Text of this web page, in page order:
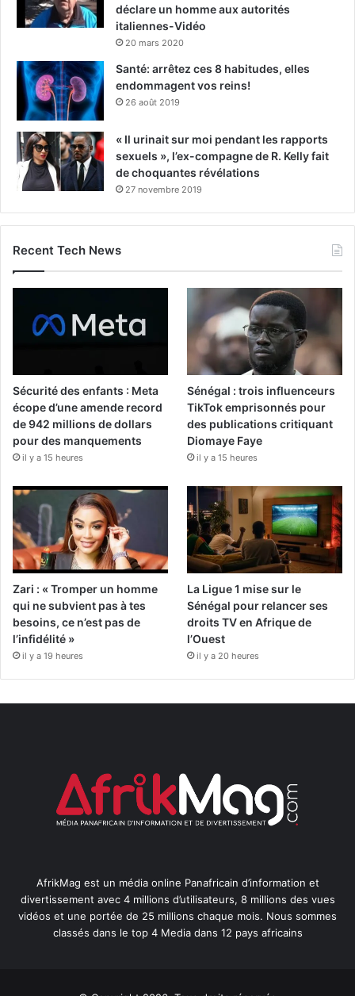
déclare un homme aux autorités
italiennes-Vidéo
20 mars 2020
Santé: arrêtez ces 8 habitudes, elles
endommagent vos reins!
26 août 2019
« Il urinait sur moi pendant les rapports
sexuels », l’ex-compagne de R. Kelly fait
de choquantes révélations
27 novembre 2019
Recent Tech News
Sécurité des enfants : Meta
écope d’une amende record
de 942 millions de dollars
pour des manquements
il y a 15 heures
Sénégal : trois influenceurs
TikTok emprisonnés pour
des publications critiquant
Diomaye Faye
il y a 15 heures
Zari : « Tromper un homme
qui ne subvient pas à tes
besoins, ce n’est pas de
l’infidélité »
il y a 19 heures
La Ligue 1 mise sur le
Sénégal pour relancer ses
droits TV en Afrique de
l’Ouest
il y a 20 heures
AfrikMag est un média online Panafricain d’information et
divertissement avec 4 millions d’utilisateurs, 8 millions des vues
vidéos et une portée de 25 millions chaque mois. Nous sommes
classés dans le top 4 Media dans 12 pays africains